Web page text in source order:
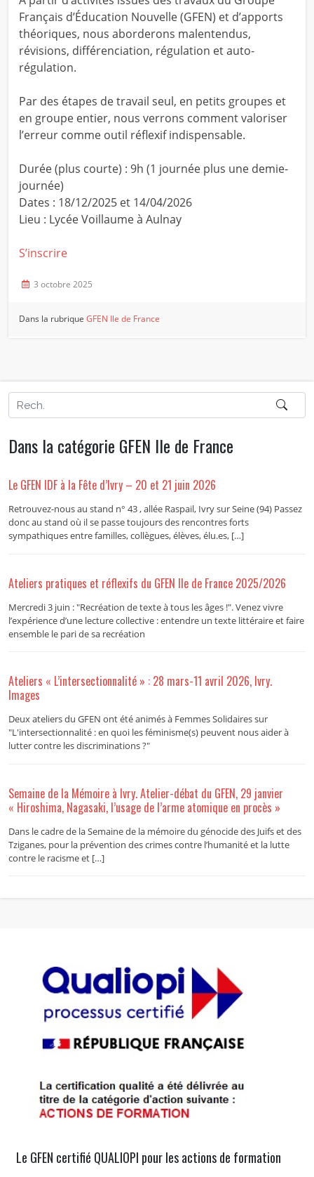
Français d’Éducation Nouvelle (GFEN) et d’apports
théoriques, nous aborderons malentendus,
révisions, différenciation, régulation et auto-
régulation.
Par des étapes de travail seul, en petits groupes et
en groupe entier, nous verrons comment valoriser
l’erreur comme outil réflexif indispensable.
Durée (plus courte) : 9h (1 journée plus une demie-
journée)
Dates : 18/12/2025 et 14/04/2026
Lieu : Lycée Voillaume à Aulnay
S’inscrire
3 octobre 2025
Dans la rubriqueGFEN Ile de France
Dans la catégorie GFEN Ile de France
Le GFEN IDF à la Fête d’Ivry – 20 et 21 juin 2026
Retrouvez-nous au stand n° 43 , allée Raspail, Ivry sur Seine (94) Passez
donc au stand où il se passe toujours des rencontres forts
sympathiques entre familles, collègues, élèves, élu.es, […]
Ateliers pratiques et réflexifs du GFEN Ile de France 2025/2026
Mercredi 3 juin : "Recréation de texte à tous les âges !". Venez vivre
l’expérience d’une lecture collective : entendre un texte littéraire et faire
ensemble le pari de sa recréation
Ateliers « L’intersectionnalité » : 28 mars-11 avril 2026, Ivry.
Images
Deux ateliers du GFEN ont été animés à Femmes Solidaires sur
"L'intersectionnalité : en quoi les féminisme(s) peuvent nous aider à
lutter contre les discriminations ?"
Semaine de la Mémoire à Ivry. Atelier-débat du GFEN, 29 janvier
« Hiroshima, Nagasaki, l’usage de l’arme atomique en procès »
Dans le cadre de la Semaine de la mémoire du génocide des Juifs et des
Tziganes, pour la prévention des crimes contre l’humanité et la lutte
contre le racisme et […]
Le GFEN certifié QUALIOPI pour les actions de formation